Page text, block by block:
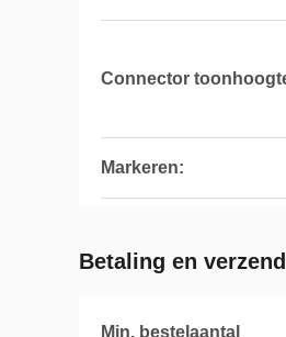
Connector
Markeren:
Betaling en
Min. bestelaantal